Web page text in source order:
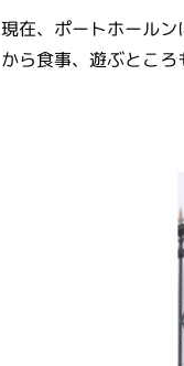
現在、ポートホール
から食事、遊ぶところ